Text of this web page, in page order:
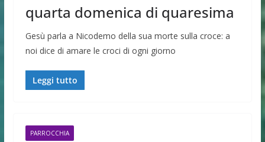
quarta domenica di quaresima
Gesù parla a Nicodemo della sua morte sulla croce: a
noi dice di amare le croci di ogni giorno
Leggi tutto
PARROCCHIA